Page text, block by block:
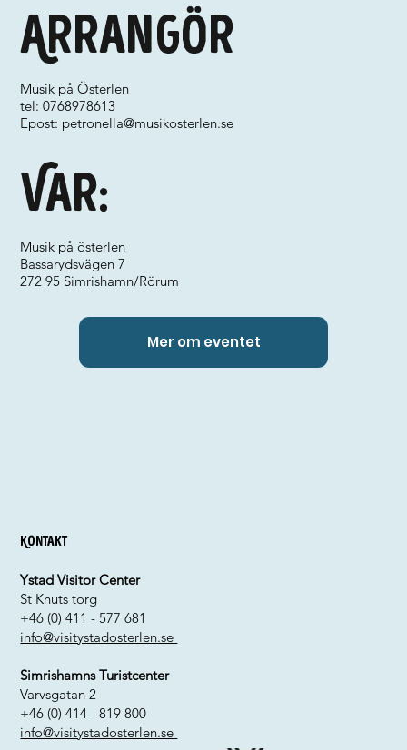
Var:
Arrangör
Musik på Österlen
tel: 0768978613
Epost: petronella@musikosterlen.se
Musik på österlen
Bassarydsvägen 7
272 95 Simrishamn/Rörum
Mer om eventet
Kontakt
Ystad Visitor Center
St Knuts torg
+46 (0) 411 - 577 681
info@visitystadosterlen.se
Simrishamns Turistcenter
Varvsgatan 2
+46 (0) 414 - 819 800
info@visitystadosterlen.se